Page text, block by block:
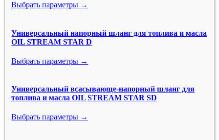
Выбрать параметры →
Универсальный напорный шланг для топлива и масла
OIL STREAM STAR D
Выбрать параметры →
Универсальный всасывающе-напорный шланг для
топлива и масла OIL STREAM STAR SD
Выбрать параметры →